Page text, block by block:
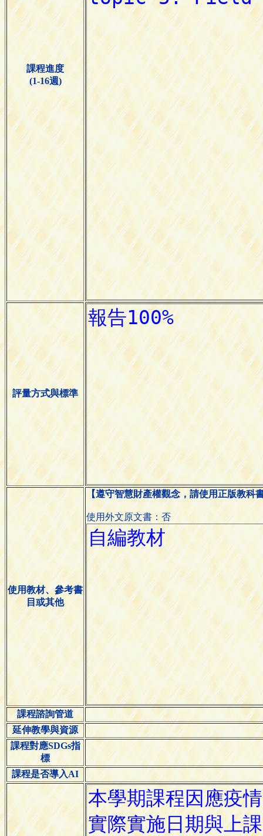
課程進度
(1-16週)
評量方式與標準
使用教材、參考書
目或其他
【遵守智慧財產權觀念，請使用正版教科
使用外文原文書：否
課程諮詢管道
延伸教學與資源
課程對應SDGs指
標
課程是否導入AI